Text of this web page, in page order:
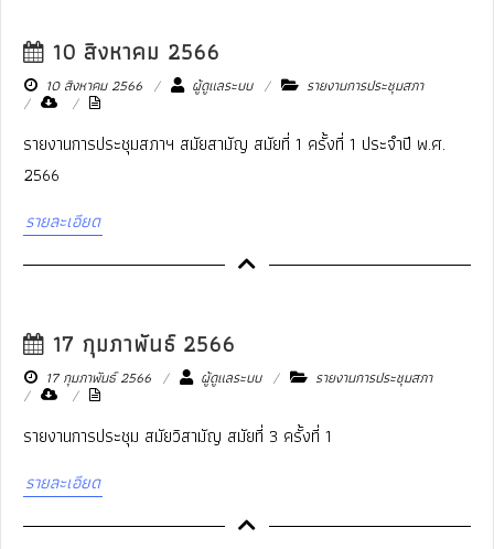
10 สิงหาคม 2566
10 สิงหาคม 2566 ผู้ดูแลระบบ รายงานการประชุมสภา
รายงานการประชุมสภาฯ สมัยสามัญ สมัยที่ 1 ครั้งที่ 1 ประจำปี พ.ศ.
2566
รายละเอียด
17 กุมภาพันธ์ 2566
17 กุมภาพันธ์ 2566 ผู้ดูแลระบบ รายงานการประชุมสภา
รายงานการประชุม สมัยวิสามัญ สมัยที่ 3 ครั้งที่ 1
รายละเอียด